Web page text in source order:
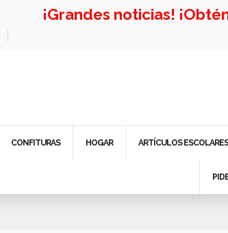
¡Grandes noticias!
CONFITURAS HOGAR ARTÍCULOS